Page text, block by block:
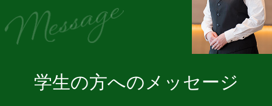
学生の方へのメッセージ